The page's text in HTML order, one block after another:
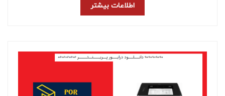
اطلاعات بیشتر